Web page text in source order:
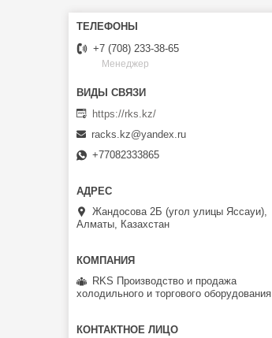
+7 (708) 233-38-65
Менеджер
https://rks.kz/
racks.kz@yandex.ru
+77082333865
Жандосова 2Б (угол улицы Яссауи),
Алматы, Казахстан
RKS Производство и продажа
холодильного и торгового оборудования